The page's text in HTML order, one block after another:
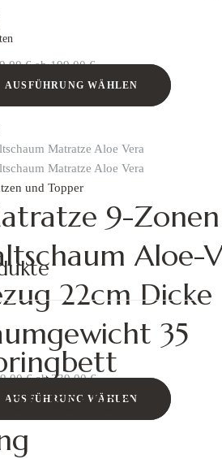
€ ab199,00€
AUSFÜHRUNG WÄHLEN
und Topper
9-Zonen
Aloe-
22cm Dicke
35
€ ab339,00€
AUSFÜHRUNG WÄHLEN